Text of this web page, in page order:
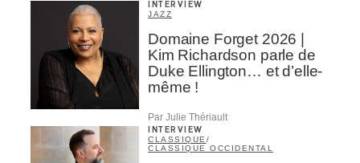
INTERVIEW
JAZZ
Domaine Forget 2026 |
Kim Richardson parle de
Duke Ellington… et d’elle-
même !
Par Julie Thériault
INTERVIEW
CLASSIQUE /
CLASSIQUE OCCIDENTAL